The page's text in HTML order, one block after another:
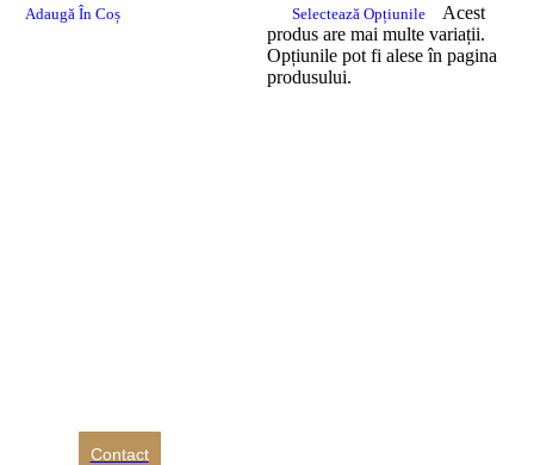
Adaugă În Coș Selectează Opțiunile
Acest
produs are mai multe variații.
Opțiunile pot fi alese în pagina
produsului.
Contact